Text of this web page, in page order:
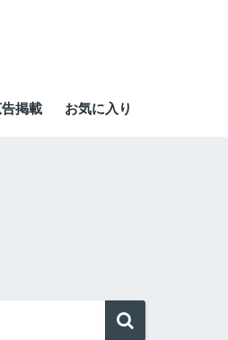
掲載 お気に入り